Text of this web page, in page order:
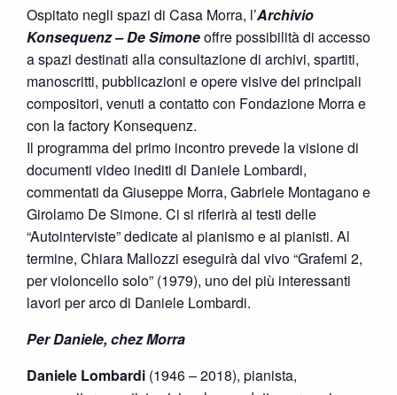
Ospitato negli spazi di Casa Morra, l’Archivio
Konsequenz – De Simoneoffre possibilità di accesso
a spazi destinati alla consultazione di archivi, spartiti,
manoscritti, pubblicazioni e opere visive dei principali
compositori, venuti a contatto con Fondazione Morra e
con la factory Konsequenz.
Il programma del primo incontro prevede la visione di
documenti video inediti di Daniele Lombardi,
commentati da Giuseppe Morra, Gabriele Montagano e
Girolamo De Simone. Ci si riferirà ai testi delle
“Autointerviste” dedicate al pianismo e ai pianisti. Al
termine, Chiara Mallozzi eseguirà dal vivo “Grafemi 2,
per violoncello solo” (1979), uno dei più interessanti
lavori per arco di Daniele Lombardi.
Per Daniele, chez Morra
Daniele Lombardi (1946 – 2018), pianista,